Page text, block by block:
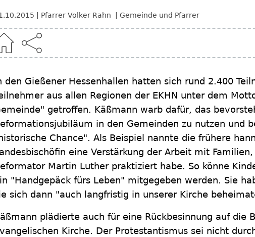
Pfarrer Volker Rahn Gemeinde und Pfarrer
den Gießener Hessenhallen hatten sich rund 2.400
aus allen Regionen der EKHN unter dem
getroffen. Käßmann warb dafür, das
in den Gemeinden zu nutzen und
Chance". Als Beispiel nannte die frühere
eine Verstärkung der Arbeit mit
Martin Luther praktiziert habe. So könne
"Handgepäck fürs Leben" mitgegeben werden. Sie
sich dann "auch langfristig in unserer Kirche
plädierte auch für eine Rückbesinnung auf die
Kirche. Der Protestantismus sei nicht